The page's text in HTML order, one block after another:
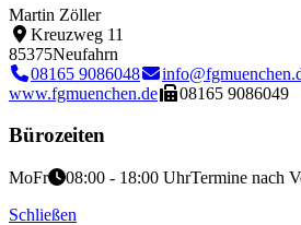
Martin Zöller
Kreuzweg 11
85375Neufahrn
08165 9086048
www.fgmuenchen.de
08165 9086049
Bürozeiten
MoFr 08:00 - 18:00 UhrTermine nach
Schließen